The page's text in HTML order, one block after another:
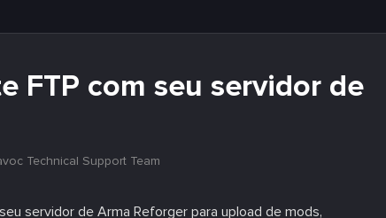
FTP com seu servidor de
Technical Support Team
servidor de Arma Reforger para upload de mods,